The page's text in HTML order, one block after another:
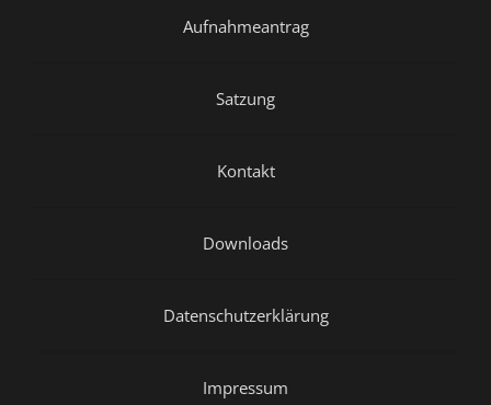
Aufnahmeantrag
Satzung
Kontakt
Downloads
Datenschutzerklärung
Impressum